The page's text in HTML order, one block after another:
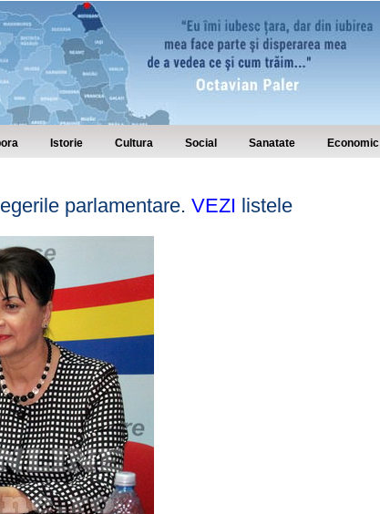
Istorie Cultura Social Sanatate Economic
parlamentare. VEZI listele